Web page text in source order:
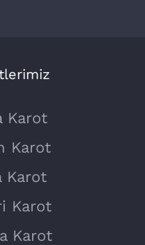
Karot
Karot
Karot
Karot
Karot